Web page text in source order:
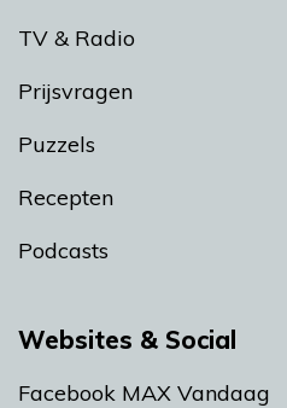
TV & Radio
Prijsvragen
Puzzels
Recepten
Podcasts
Websites & Social
Facebook MAX Vandaag